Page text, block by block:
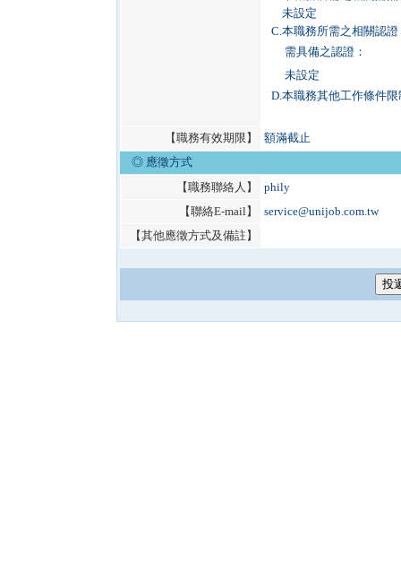
未設定
C.本職務所需之相關認證
需具備之認證：
未設定
D.本職務其他工作條件限
【職務有效期限】
額滿截止
◎ 應徵方式
【職務聯絡人】
phily
【聯絡E-mail】
service@unijob.com.tw
【其他應徵方式及備註】